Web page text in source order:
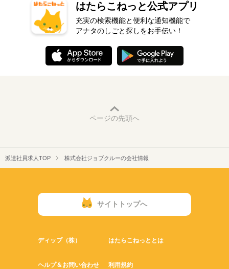
はたらこねっと公式アプリ
充実の検索機能と便利な通知機能で
アナタのしごと探しをお手伝い！
ページの先頭へ
派遣社員求人TOP 株式会社ジョブクルーの会社情報
サイトトップへ
ディップ（株） はたらこねっととは
ヘルプ＆お問い合わせ 利用規約